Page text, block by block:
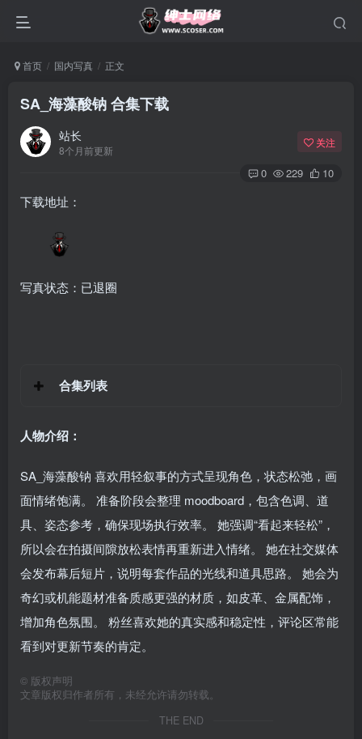
首页 国内写真 正文
SA_海藻酸钠 合集下载
站长
8个月前更新
关注
0 229 10
下载地址：
写真状态：已退圈
合集列表
人物介绍：
SA_海藻酸钠 喜欢用轻叙事的方式呈现角色，状态松弛，画
面情绪饱满。 准备阶段会整理 moodboard，包含色调、道
具、姿态参考，确保现场执行效率。 她强调“看起来轻松”，
所以会在拍摄间隙放松表情再重新进入情绪。 她在社交媒体
会发布幕后短片，说明每套作品的光线和道具思路。 她会为
奇幻或机能题材准备质感更强的材质，如皮革、金属配饰，
增加角色氛围。 粉丝喜欢她的真实感和稳定性，评论区常能
看到对更新节奏的肯定。
© 版权声明
文章版权归作者所有，未经允许请勿转载。
THE END